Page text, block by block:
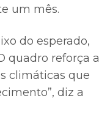
um mês.
do esperado,
quadro reforça a
climáticas que
diz a